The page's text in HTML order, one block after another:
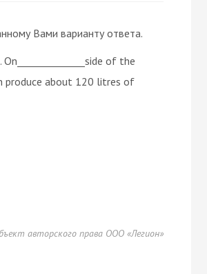
Вами варианту ответа.
of the
produce about 120 litres of
авторского права ООО «Легион»